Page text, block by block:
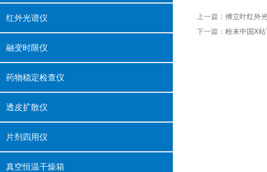
红外光谱仪
融变时限仪
药物稳定检查仪
透皮扩散仪
片剂四用仪
真空恒温干燥箱
上一篇： 傅立叶红外
下一篇： 粉末中国X站